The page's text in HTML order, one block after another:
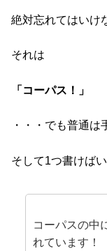
絶対忘れてはいけ
それは
「コーパス！」
・・・でも普通は
そして1つ書けばい
コーパスの中
れています！